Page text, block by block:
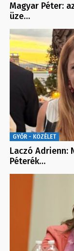
Magyar Péter:
üze…
GYŐR - KÖZÉLET
Laczó Adrienn:
Péterék…